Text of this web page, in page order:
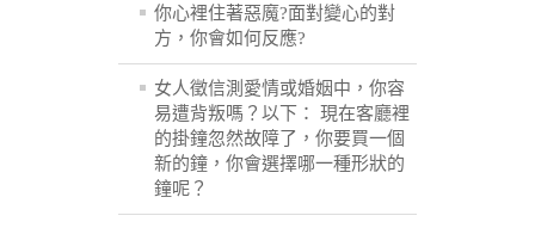
你心裡住著惡魔?面對變心的對
方，你會如何反應?
女人徵信測愛情或婚姻中，你容
易遭背叛嗎？以下： 現在客廳裡
的掛鐘忽然故障了，你要買一個
新的鐘，你會選擇哪一種形狀的
鐘呢？